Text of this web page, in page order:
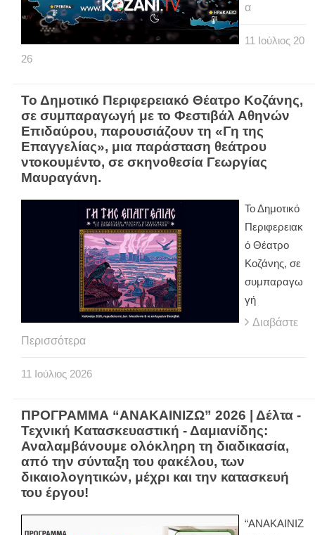
α
11 Ιούλιος 20
26
Το Δημοτικό Περιφερειακό Θέατρο Κοζάνης,
σε συμπαραγωγή με το Φεστιβάλ Αθηνών
Επιδαύρου, παρουσιάζουν τη «Γη της
Επαγγελίας», μια παράσταση θεάτρου
ντοκουμέντο, σε σκηνοθεσία Γεωργίας
Μαυραγάνη.
Το Δημοτικό
Περιφερειακ
ό Θέατρο
Κοζάνης, σε
συμπαραγω
γή
Διαβάστε
Περισσότερα
11 Ιούλιος 2026
ΠΡΟΓΡΑΜΜΑ “ΑΝΑΚΑΙΝΙΖΩ” 2026 | Δέλτα -
Τεχνική Κατασκευαστική - Δαμιανίδης:
Αναλαμβάνουμε ολόκληρη τη διαδικασία,
από την σύνταξη του φακέλου, των
δικαιολογητικών, μέχρι και την κατασκευή
του έργου!
“ΑΝΑΚΑΙΝΙΖ